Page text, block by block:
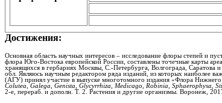
Достижения:
Основная область научных интересов – исследование флоры степей и
флора Юго-Востока европейской России, составлены точечные карты
хранящихся в гербариях Москвы, С.-Петербурга, Волгограда, Саратова
обл. Являюсь научным редактором ряда изданий, из которых наиболее
(АГУ) принял участие в выпуске многотомного издания «Флора
Colutea
Galega Genista Glycyrrhiza Medicago Robinia Sphaerophysa
2-е, перераб. и дополн. Т. 2. Растения и другие организмы. Воронеж,